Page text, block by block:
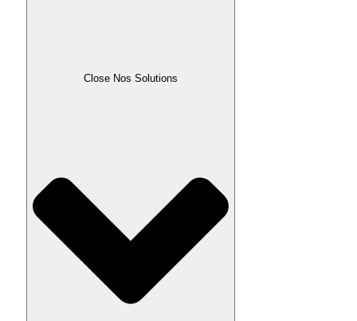
Close Nos Solutions